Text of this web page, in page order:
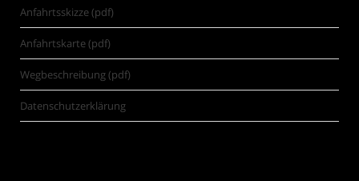
Anfahrtsskizze (pdf)
Anfahrtskarte (pdf)
Wegbeschreibung (pdf)
Datenschutzerklärung